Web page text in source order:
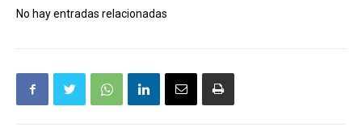
No hay entradas relacionadas